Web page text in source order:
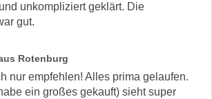
unkompliziert geklärt. Die
gut.
Rotenburg
nur empfehlen! Alles prima gelaufen.
ein großes gekauft) sieht super